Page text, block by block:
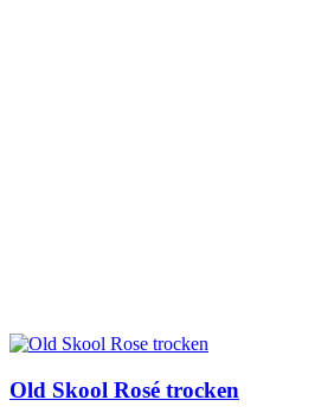
Old Skool Rosé trocken